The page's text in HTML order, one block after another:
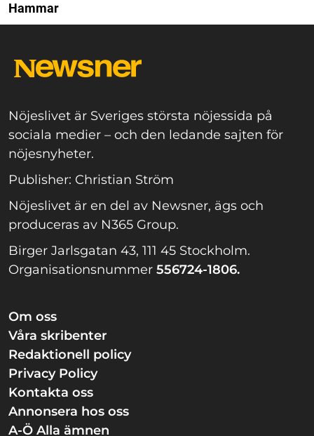
Hammar
Nöjeslivet är Sveriges största nöjessida på
sociala medier – och den ledande sajten för
nöjesnyheter.
Publisher: Christian Ström
Nöjeslivet är en del av Newsner, ägs och
produceras av N365 Group.
Birger Jarlsgatan 43, 111 45 Stockholm.
Organisationsnummer 556724-1806.
Om oss
Våra skribenter
Redaktionell policy
Privacy Policy
Kontakta oss
Annonsera hos oss
A-Ö Alla ämnen